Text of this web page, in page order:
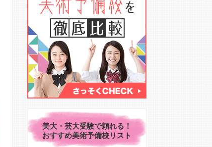
美大・芸大受験で頼れる！
おすすめ美術予備校リスト